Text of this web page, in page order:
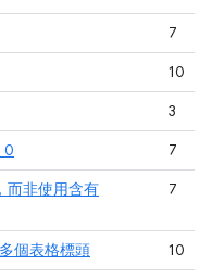
7
10
3
0
7
而非使用含有 7
個表格標頭
10